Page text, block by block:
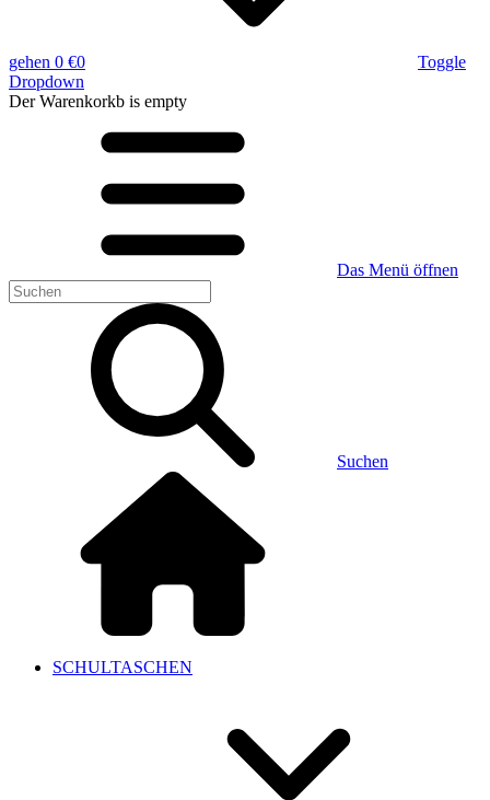
gehen 0 €0
Toggle
Dropdown
Der Warenkorkb is empty
Das Menü öffnen
Suchen
SCHULTASCHEN